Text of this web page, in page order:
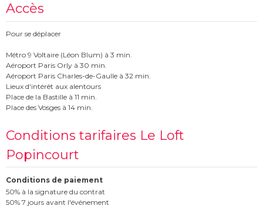
Accès
Pour se déplacer
Métro 9 Voltaire (Léon Blum) à 3 min.
Aéroport Paris Orly à 30 min.
Aéroport Paris Charles-de-Gaulle à 32 min.
Lieux d'intérêt aux alentours
Place de la Bastille à 11 min.
Place des Vosges à 14 min.
Conditions tarifaires Le Loft
Popincourt
Conditions de paiement
50% à la signature du contrat
50% 7 jours avant l'événement